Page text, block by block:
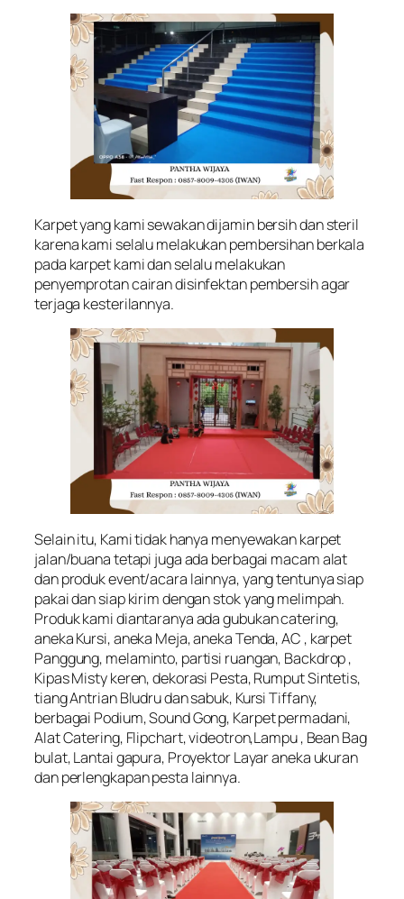
Karpet yang kami sewakan dijamin bersih dan steril
karena kami selalu melakukan pembersihan berkala
pada karpet kami dan selalu melakukan
penyemprotan cairan disinfektan pembersih agar
terjaga kesterilannya.
Selain itu, Kami tidak hanya menyewakan karpet
jalan/buana tetapi juga ada berbagai macam alat
dan produk event/acara lainnya, yang tentunya siap
pakai dan siap kirim dengan stok yang melimpah.
Produk kami diantaranya ada gubukan catering,
aneka Kursi, aneka Meja, aneka Tenda, AC , karpet
Panggung, melaminto, partisi ruangan, Backdrop ,
Kipas Misty keren, dekorasi Pesta, Rumput Sintetis,
tiang Antrian Bludru dan sabuk, Kursi Tiffany,
berbagai Podium, Sound Gong, Karpet permadani,
Alat Catering, Flipchart, videotron,Lampu , Bean Bag
bulat, Lantai gapura, Proyektor Layar aneka ukuran
dan perlengkapan pesta lainnya.